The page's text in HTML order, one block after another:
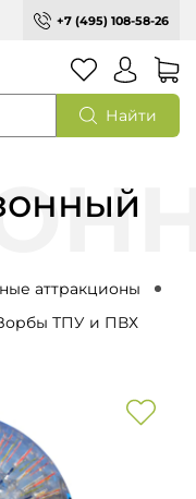
+7 (495) 108-58-26
Найти
аттракционы
ТПУ и ПВХ